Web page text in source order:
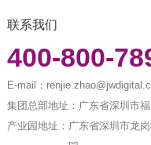
联系我们
400-800-
E-mail：
集团总部地址： 广东省深圳市
产业园地址： 广东省深圳市龙